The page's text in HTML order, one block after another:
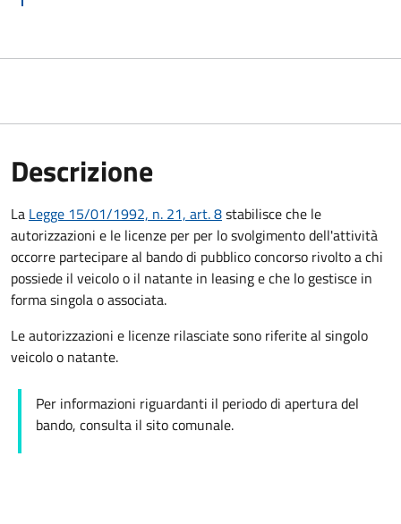
Descrizione
La Legge 15/01/1992, n. 21, art. 8stabilisce che le
autorizzazioni e le licenze per per lo svolgimento dell'attività
occorre partecipare al bando di pubblico concorso rivolto a chi
possiede il veicolo o il natante in leasing e che lo gestisce in
forma singola o associata.
Le autorizzazioni e licenze rilasciate sono riferite al singolo
veicolo o natante.
Per informazioni riguardanti il periodo di apertura del
bando, consulta il sito comunale.